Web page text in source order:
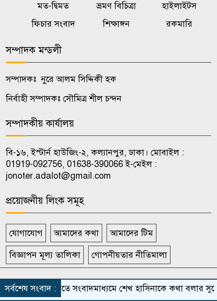
রাজবাড়ীতে গাভী পালন বিষয়ক
পাংশায় জুলাই যোদ্ধাদের সংবর্ধনা ও
দোয়া মাহফিল
নেই
নওগাঁর মান্দায় চোলাই মদসহ
গ্রেফতার ১
মত-দ্বিমত
ভ্রমণ বিচিত্রা
হাইলাইটস
ফিচার সংবাদ
শিক্ষাঙ্গন রকমারি
সম্পাদক মন্ডলী
সম্পাদকঃ নুরে আলম সিদ্দিকী হক
নির্বাহী সম্পাদকঃ সৌমিত্র শীল চন্দন
সম্পাদকীয় কার্যালয়
বি-১৬, ইস্টার্ন হাউজিং-২, কল্যানপুর, ঢাকা। মোবাইল :
01919-092756, 01638-390066 ই-মেইল :
jonoter.adalot@gmail.com
প্রয়োজনীয় লিংক সমূহ
যোগাযোগ আমাদের কথা আমাদের টিম
বিজ্ঞাপন মূল্য তালিকা গোপনীয়তার নীতিমালা
সর্বস্বত্ব সংরক্ষিত দৈনিক জনতার আদালত
Theme Developed BYThemesBazar.Com
সর্বশেষ সংবাদ :ভারতে সংবাদমাধ্যমে শেখ হাসিনাকে কথা বলার